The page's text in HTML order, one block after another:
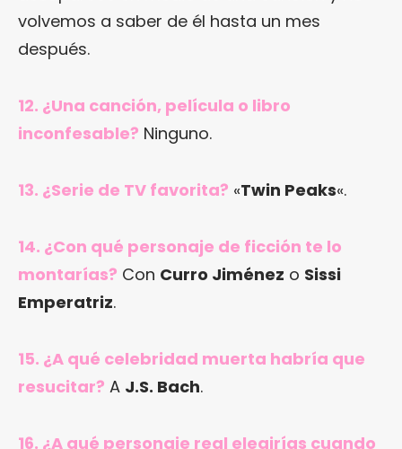
volvemos a saber de él hasta un mes
después.
12. ¿Una canción, película o libro
inconfesable? Ninguno.
13. ¿Serie de TV favorita? «Twin Peaks«.
14. ¿Con qué personaje de ficción te lo
montarías? Con Curro Jiménez o Sissi
Emperatriz.
15. ¿A qué celebridad muerta habría que
resucitar? A J.S. Bach.
16. ¿A qué personaje real elegirías cuando